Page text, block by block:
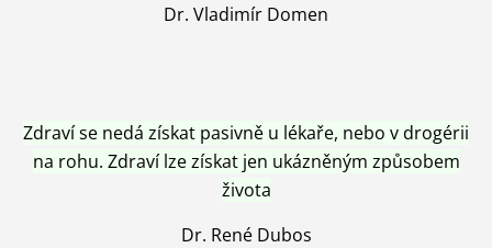
Dr. Vladimír Domen
Zdraví se nedá získat pasivně u lékaře, nebo v drogérii
na rohu. Zdraví lze získat jen ukázněným způsobem
života
Dr. René Dubos